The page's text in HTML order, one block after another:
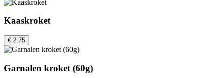
Kaaskroket
€ 2.75
Garnalen kroket (60g)